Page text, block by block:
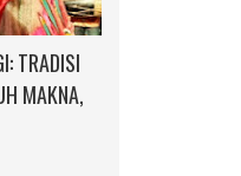
TRADISI
MAKNA,